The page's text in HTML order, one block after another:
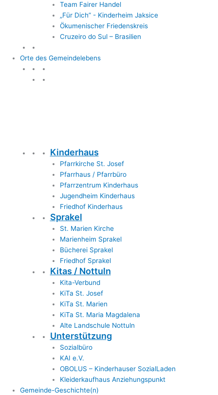
Team Fairer Handel
„Für Dich” - Kinderheim Jaksice
Ökumenischer Friedenskreis
Cruzeiro do Sul – Brasilien
Orte des Gemeindelebens
Kinderhaus
Pfarrkirche St. Josef
Pfarrhaus / Pfarrbüro
Pfarrzentrum Kinderhaus
Jugendheim Kinderhaus
Friedhof Kinderhaus
Sprakel
St. Marien Kirche
Marienheim Sprakel
Bücherei Sprakel
Friedhof Sprakel
Kitas / Nottuln
Kita-Verbund
KiTa St. Josef
KiTa St. Marien
KiTa St. Maria Magdalena
Alte Landschule Nottuln
Unterstützung
Sozialbüro
KAI e.V.
OBOLUS – Kinderhauser SozialLaden
Kleiderkaufhaus Anziehungspunkt
Gemeinde-Geschichte(n)